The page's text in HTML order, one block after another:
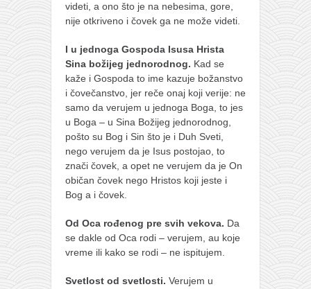
temashiwari
nunchaku
bo
tonfa
sai
timbei rochin
tsunami dojo
program
galerija kluba
članarina
kontakt
videti, a ono što je na nebesima, gore,
nije otkriveno i čovek ga ne može videti.
I u jednoga Gospoda Isusa Hrista
Sina božijeg jednorodnog. Kad se
kaže i Gospoda to ime kazuje božanstvo
i čovečanstvo, jer reče onaj koji verije: ne
samo da verujem u jednoga Boga, to jes
u Boga – u Sina Božijeg jednorodnog,
pošto su Bog i Sin što je i Duh Sveti,
nego verujem da je Isus postojao, to
znači čovek, a opet ne verujem da je On
običan čovek nego Hristos koji jeste i
Bog a i čovek.
Od Oca rođenog pre svih vekova. Da
se dakle od Oca rodi – verujem, au koje
vreme ili kako se rodi – ne ispitujem.
Svetlost od svetlosti. Verujem u